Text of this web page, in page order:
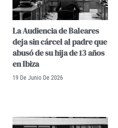
La Audiencia de Baleares
deja sin cárcel al padre que
abusó de su hija de 13 años
en Ibiza
19 De Junio De 2026